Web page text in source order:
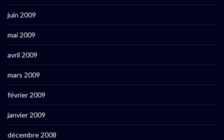
juin 2009
mai 2009
avril 2009
mars 2009
février 2009
janvier 2009
décembre 2008